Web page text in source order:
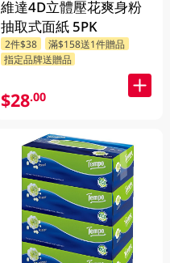
維達4D立體壓花爽身粉
抽取式面紙 5PK
2件$38
滿$158送1件贈品
指定品牌送贈品
$28.00